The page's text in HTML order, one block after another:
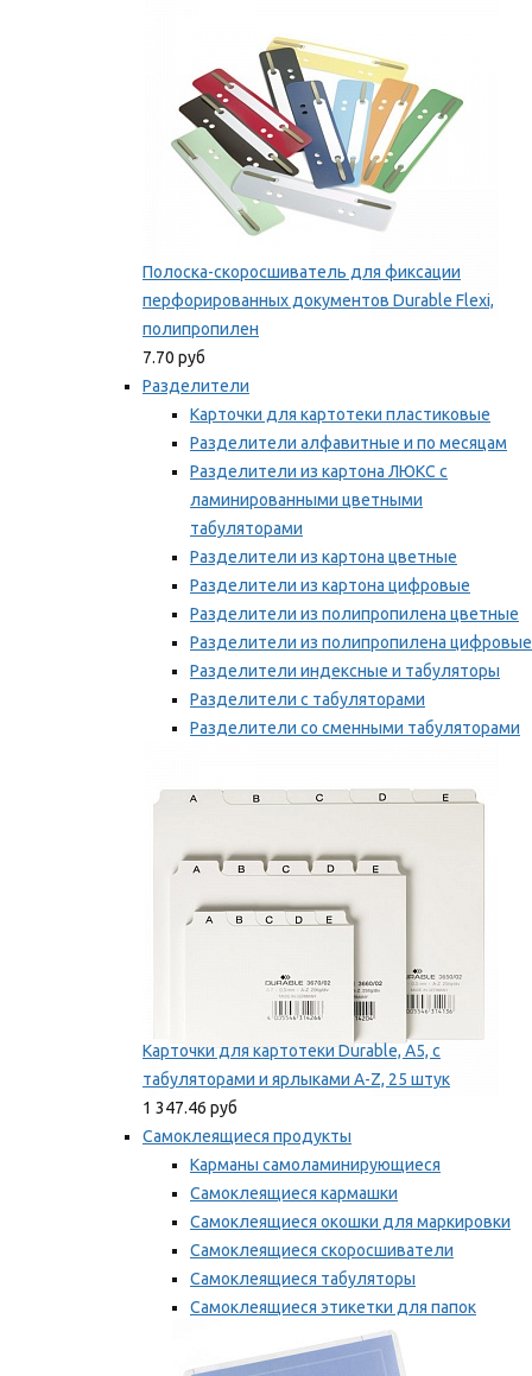
Полоска-скоросшиватель для фиксации
перфорированных документов Durable Flexi,
полипропилен
7.70 руб
Разделители
Карточки для картотеки пластиковые
Разделители алфавитные и по месяцам
Разделители из картона ЛЮКС с
ламинированными цветными
табуляторами
Разделители из картона цветные
Разделители из картона цифровые
Разделители из полипропилена цветные
Разделители из полипропилена цифровые
Разделители индексные и табуляторы
Разделители с табуляторами
Разделители со сменными табуляторами
Карточки для картотеки Durable, A5, с
табуляторами и ярлыками A-Z, 25 штук
1 347.46 руб
Самоклеящиеся продукты
Карманы самоламинирующиеся
Самоклеящиеся кармашки
Самоклеящиеся окошки для маркировки
Самоклеящиеся скоросшиватели
Самоклеящиеся табуляторы
Самоклеящиеся этикетки для папок
Таблички для маркировки
Мы рекомендуем